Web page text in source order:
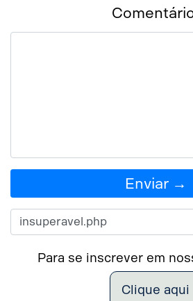
Enviar →
Para se inscrever em
Clique aqui